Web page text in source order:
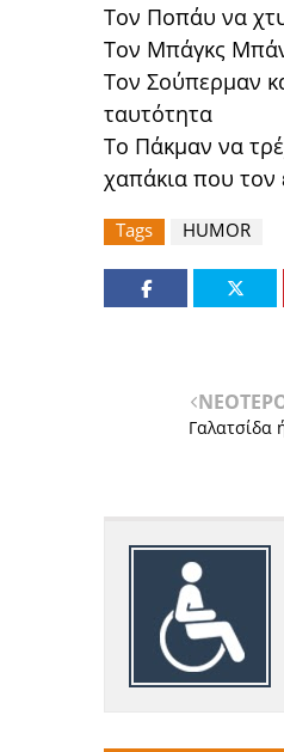
Τον Ποπάυ να
Τον Μπάγκς
Τον Σούπερμαν
ταυτότητα
Tο Πάκμαν να
χαπάκια που τον
Tags HUMOR
Γαλατσίδα